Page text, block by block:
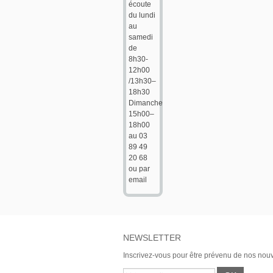
écoute
du lundi
au
samedi
de
8h30-
12h00
/13h30–
18h30
Dimanche
15h00–
18h00
au 03
89 49
20 68
ou par
email
NEWSLETTER
Inscrivez-vous pour être prévenu de nos